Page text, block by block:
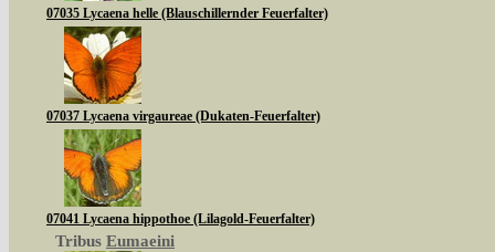
07035 Lycaena helle (Blauschillernder Feuerfalter)
07037 Lycaena virgaureae (Dukaten-Feuerfalter)
07041 Lycaena hippothoe (Lilagold-Feuerfalter)
Tribus Eumaeini